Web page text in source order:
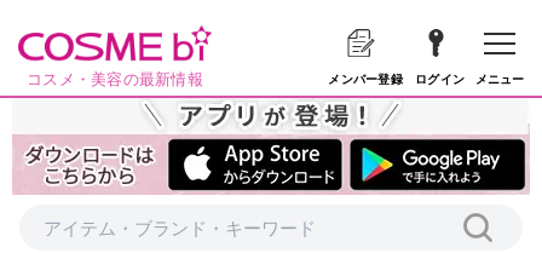
コスメ・美容の最新情報 メンバー登録 ログイン メニュー